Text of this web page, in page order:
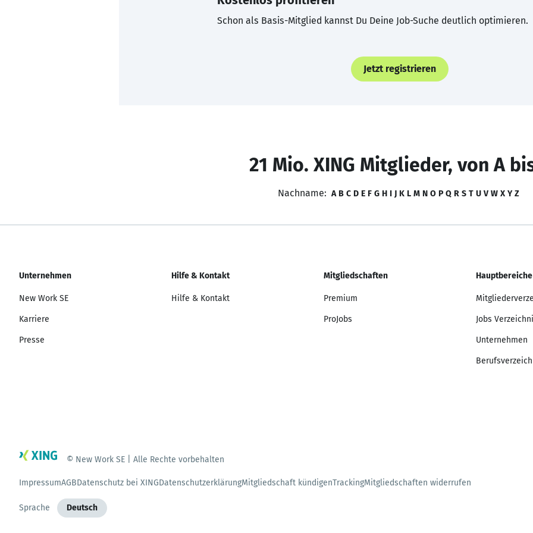
Schon als Basis-Mitglied kannst Du Deine Job-Suche deutlich optimieren.
Jetzt registrieren
21 Mio. XING Mitglieder, von A
Nachname: A B C D E F G H I J K L M N O P Q R S T U V W X Y Z
Unternehmen
New Work SE
Karriere
Presse
Hilfe & Kontakt
Hilfe & Kontakt
Mitgliedschaften
Premium
ProJobs
Hauptbereiche
Jobs
Unternehmen
© New Work SE | Alle Rechte vorbehalten
ImpressumAGBDatenschutz bei XINGDatenschutzerklärungMitgliedschaft kündigenTrackingMitgliedschaften widerrufen
Sprache Deutsch